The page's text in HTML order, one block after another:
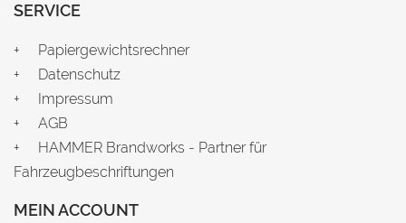
SERVICE
Papiergewichtsrechner
Datenschutz
Impressum
AGB
HAMMER Brandworks - Partner für
Fahrzeugbeschriftungen
MEIN ACCOUNT